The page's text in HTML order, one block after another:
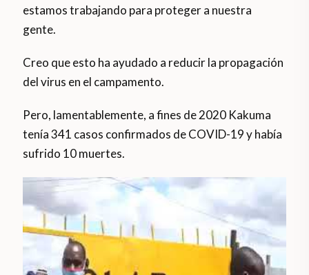
estamos trabajando para proteger a nuestra
gente.
Creo que esto ha ayudado a reducir la propagación
del virus en el campamento.
Pero, lamentablemente, a fines de 2020 Kakuma
tenía 341 casos confirmados de COVID-19 y había
sufrido 10 muertes.